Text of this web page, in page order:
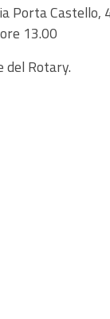
Porta
13.00
del Rotary.